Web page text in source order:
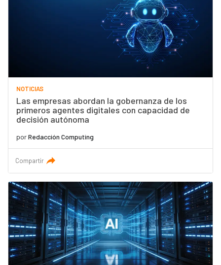
NOTICIAS
Las empresas abordan la gobernanza de los
primeros agentes digitales con capacidad de
decisión autónoma
porRedacción Computing
Compartir